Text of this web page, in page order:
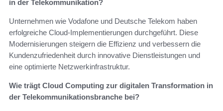
in der Telekommunikation?
Unternehmen wie Vodafone und Deutsche Telekom haben
erfolgreiche Cloud-Implementierungen durchgeführt. Diese
Modernisierungen steigern die Effizienz und verbessern die
Kundenzufriedenheit durch innovative Dienstleistungen und
eine optimierte Netzwerkinfrastruktur.
Wie trägt Cloud Computing zur digitalen Transformation in
der Telekommunikationsbranche bei?